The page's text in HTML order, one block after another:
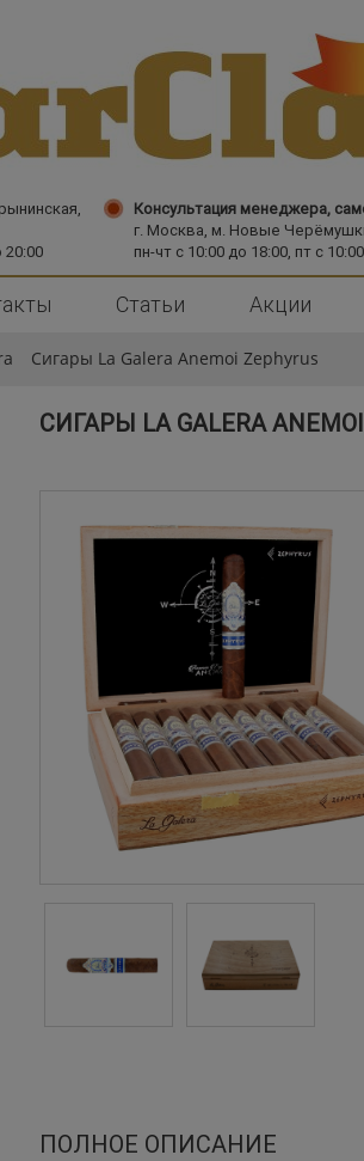
20:00
Консультация менеджера,
г. Москва, м. Новые
пн-чт с 10:00 до 18:00, пт с
Статьи Акции
Сигары La Galera Anemoi Zephyrus
СИГАРЫ LA GALERA ANEMOI
ПОЛНОЕ ОПИСАНИЕ